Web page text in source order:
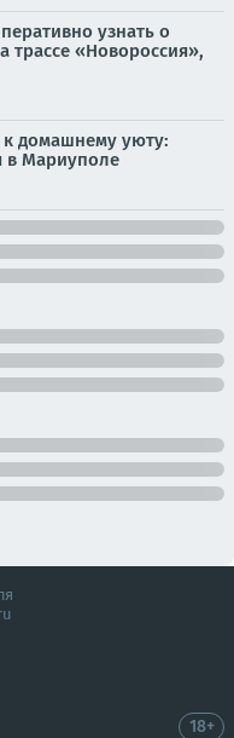
узнать о
трассе «Новороссия»,
домашнему уюту:
в Мариуполе
18+